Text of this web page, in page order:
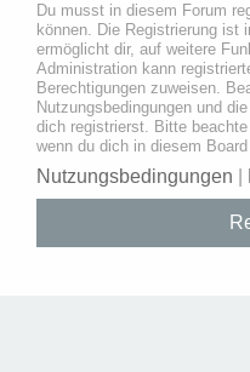
Du musst in diesem Forum
können. Die Registrierung ist
ermöglicht dir, auf weitere
Administration kann
Berechtigungen zuweisen.
Nutzungsbedingungen und
dich registrierst. Bitte
wenn du dich in diesem
Nutzungsbedingungen